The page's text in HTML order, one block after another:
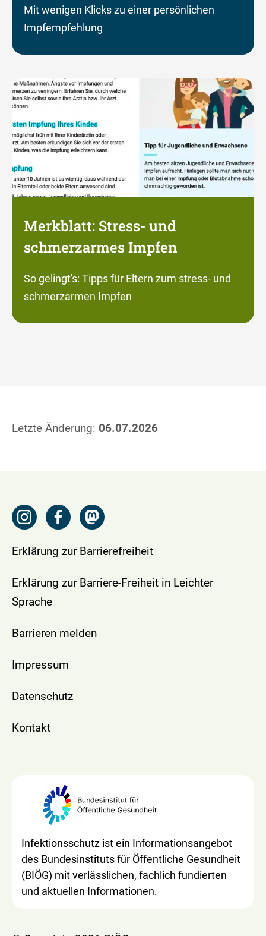
Mit wenigen Klicks zu einer persönlichen
Impfempfehlung
Merkblatt: Stress- und
schmerzarmes Impfen
So gelingt's: Tipps für Eltern zum stress- und
schmerzarmen Impfen
Letzte Änderung: 06.07.2026
Erklärung zur Barrierefreiheit
Erklärung zur Barriere-Freiheit in Leichter
Sprache
Barrieren melden
Impressum
Datenschutz
Kontakt
Infektionsschutz ist ein Informationsangebot
des Bundesinstituts für Öffentliche Gesundheit
(BIÖG) mit verlässlichen, fachlich fundierten
und aktuellen Informationen.